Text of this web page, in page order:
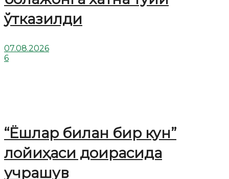
ўтказилди
07.08.2026
6
“Ёшлар билан бир кун”
лойиҳаси доирасида
учрашув